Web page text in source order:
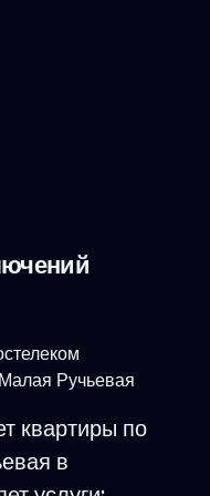
Ручьевая
квартиры по
в